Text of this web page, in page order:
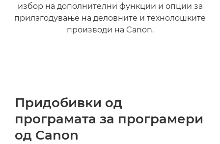
избор на дополнителни функции и опции за
прилагодување на деловните и технолошките
производи на Canon.
Придобивки од
програмата за програмери
од Canon